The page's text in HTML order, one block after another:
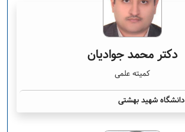
دکتر محمد جوادیان
کمیته علمی
دانشگاه شهید بهشتی